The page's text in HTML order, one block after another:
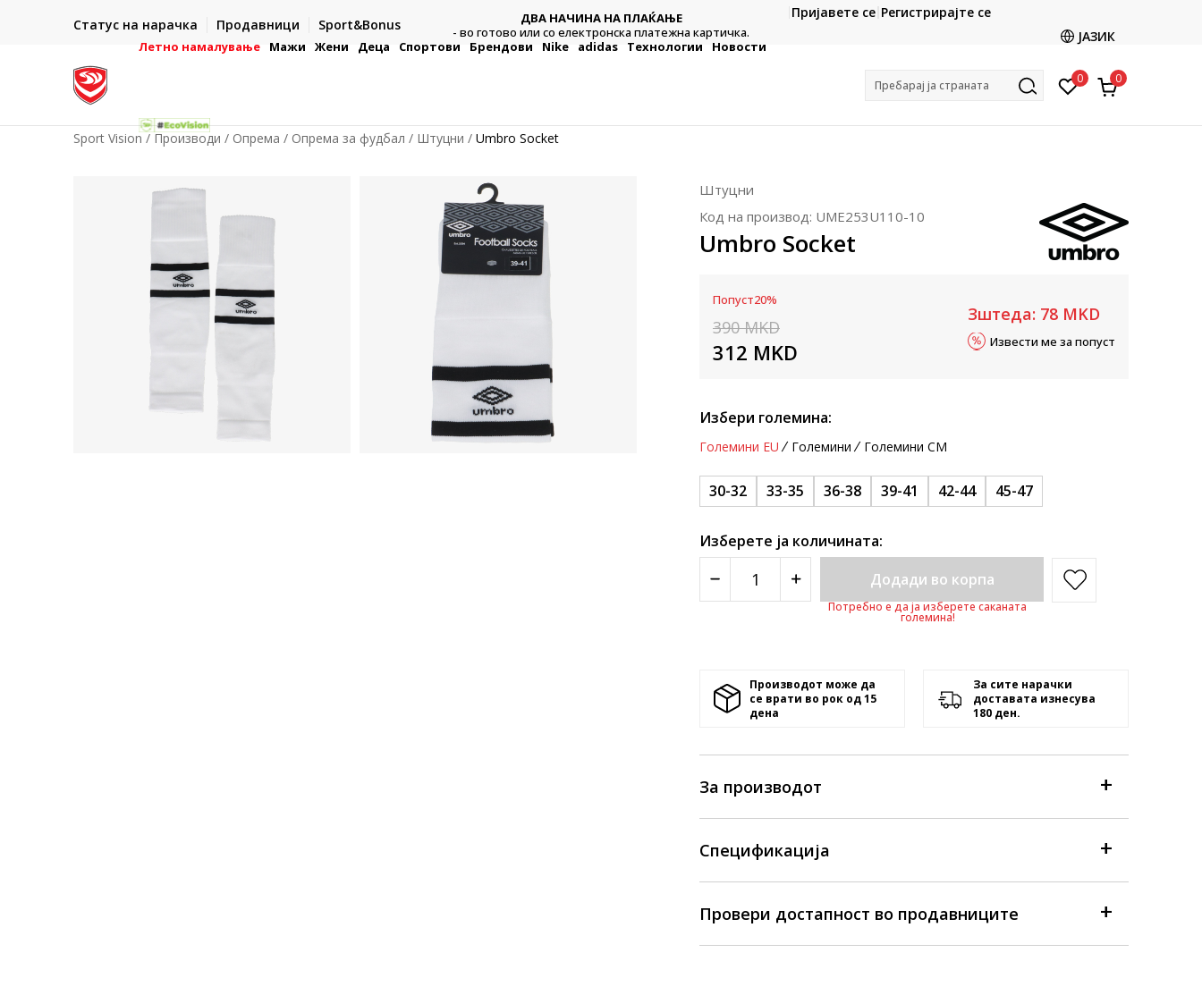
Статус на нарачка Продавници Sport&Bonus
- на сите нарачки во готово или со електронска платежна
ДВА НАЧИНА НА ПЛАЌАЊЕ
- во готово или со електронска платежна картичка.
CLICK & COLLECT
Платете со картичка online и подигнете во продавницата
Пријавете се Регистрирајте се
ЈАЗИК
Летно намалување Мажи Жени Деца Спортови Брендови Nike adidas Технологии Новости
Пребарај ја страната 0 0
Sport Vision Производи Опрема Опрема за фудбал Штуцни Umbro Socket
Штуцни
Код на производ: UME253U110-10
Umbro Socket
Попуст20%
390 MKD
312 MKD
Зштеда: 78 MKD
Извести ме за попуст
Избери големина:
Големини EU Големини Големини CM
30-32 33-35 36-38 39-41 42-44 45-47
Изберете ја количината:
Додади во корпа
Потребно е да ја изберете саканата
големина!
Производот може да
се врати во рок од 15
денa
За сите нарачки
доставата изнесува
180 ден.
За производот
Спецификација
Провери достапност во продавниците